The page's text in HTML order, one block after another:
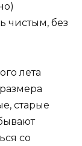
чистым, без
лета
старые
со